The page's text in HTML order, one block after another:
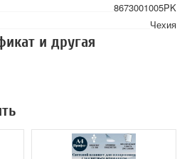
8673001005PK
Чехия
и другая